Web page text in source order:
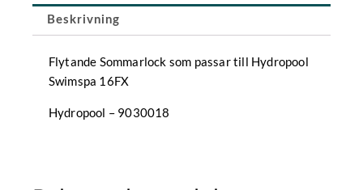
Beskrivning
Flytande Sommarlock som passar till Hydropool
Swimspa 16FX
Hydropool – 9030018